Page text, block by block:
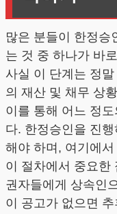
많은 분들이 한정승
는 것 중 하나가 바
사실 이 단계는 정
의 재산 및 채무 상
이를 통해 어느 정
다. 한정승인을 진
해야 하며, 여기에
이 절차에서 중요한
권자들에게 상속인
이 공고가 없으면